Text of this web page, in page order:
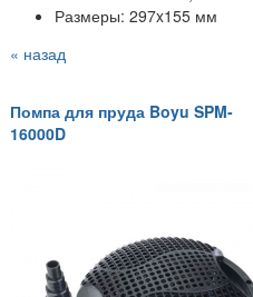
Размеры: 297x155 мм
« назад
Помпа для пруда Boyu SPM-
16000D